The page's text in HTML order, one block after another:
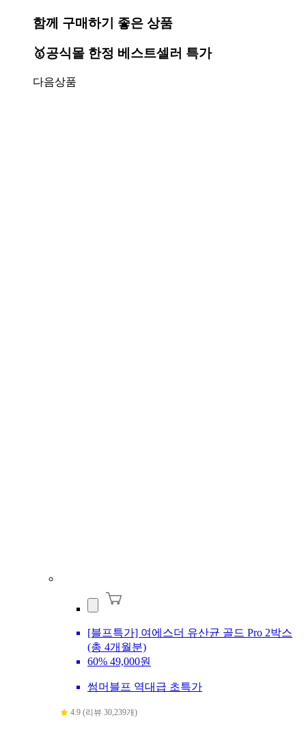
함께 구매하기 좋은 상품
🥇공식몰 한정 베스트셀러 특가
다음상품
[블프특가] 여에스더 유산균 골드 Pro 2박스
(총 4개월분)
60% 49,000원
썸머블프 역대급 초특가
4.9 (리뷰 30,239개)